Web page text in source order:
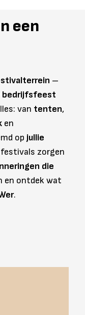
een
–
bedrijfsfeest
van tenten,
en
op jullie
festivals zorgen
die
en ontdek wat
.